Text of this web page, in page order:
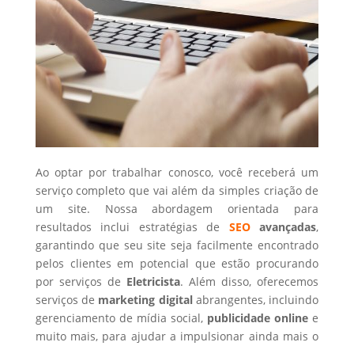
Ao optar por trabalhar conosco, você receberá um
serviço completo que vai além da simples criação de
um site. Nossa abordagem orientada para
resultados inclui estratégias de SEOavançadas,
garantindo que seu site seja facilmente encontrado
pelos clientes em potencial que estão procurando
por serviços de Eletricista. Além disso, oferecemos
serviços de marketing digital abrangentes, incluindo
gerenciamento de mídia social, publicidade online e
muito mais, para ajudar a impulsionar ainda mais o